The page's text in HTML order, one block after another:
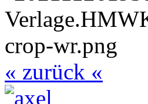
« zurück «